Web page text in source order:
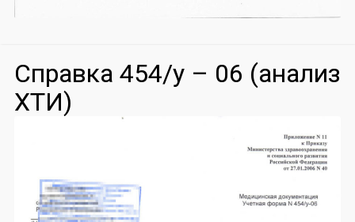
Справка 454/у – 06 (анализ
ХТИ)